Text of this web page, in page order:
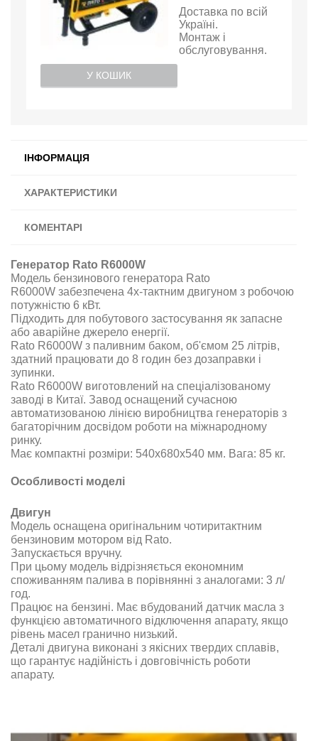
Доставка по всій
Україні.
Монтаж і
обслуговування.
У КОШИК
ІНФОРМАЦІЯ
ХАРАКТЕРИСТИКИ
КОМЕНТАРІ
Генератор Rato R6000W
Модель бензинового генератора Rato
R6000W забезпечена 4х-тактним двигуном з робочою
потужністю 6 кВт.
Підходить для побутового застосування як запасне
або аварійне джерело енергії.
Rato R6000W з паливним баком, об'ємом 25 літрів,
здатний працювати до 8 годин без дозаправки і
зупинки.
Rato R6000W виготовлений на спеціалізованому
заводі в Китаї. Завод оснащений сучасною
автоматизованою лінією виробництва генераторів з
багаторічним досвідом роботи на міжнародному
ринку.
Має компактні розміри: 540х680х540 мм. Вага: 85 кг.
Особливості моделі
Двигун
Модель оснащена оригінальним чотиритактним
бензиновим мотором від Rato.
Запускається вручну.
При цьому модель відрізняється економним
споживанням палива в порівнянні з аналогами: 3 л/
год.
Працює на бензині. Має вбудований датчик масла з
функцією автоматичного відключення апарату, якщо
рівень масел гранично низький.
Деталі двигуна виконані з якісних твердих сплавів,
що гарантує надійність і довговічність роботи
апарату.